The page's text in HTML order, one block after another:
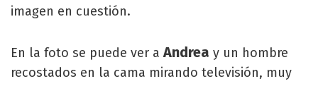
imagen en cuestión.
En la foto se puede ver a Andrea y un hombre
recostados en la cama mirando televisión, muy